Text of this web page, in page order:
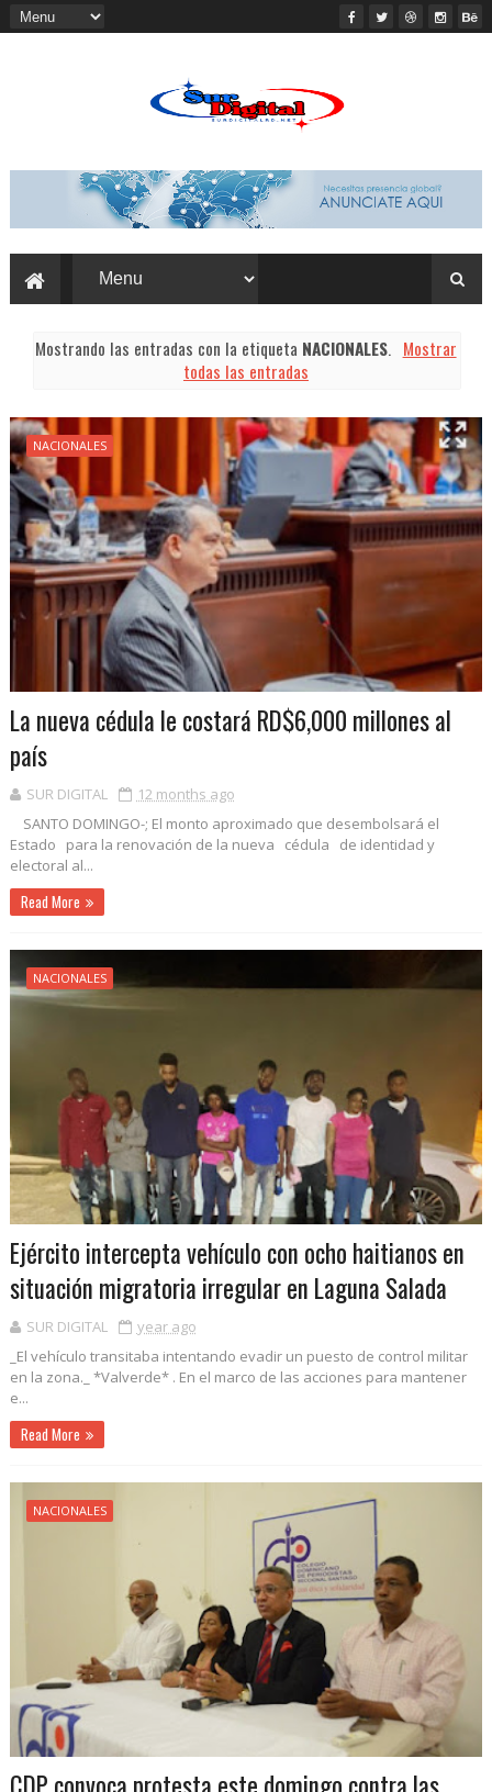
Mostrando las entradas con la etiqueta NACIONALES. Mostrar
todas las entradas
NACIONALES
La nueva cédula le costará RD$6,000 millones al
país
SUR DIGITAL
12 months ago
SANTO DOMINGO-; El monto aproximado que desembolsará el
Estado para la renovación de la nueva cédula de identidad y
electoral al...
Read More
NACIONALES
Ejército intercepta vehículo con ocho haitianos en
situación migratoria irregular en Laguna Salada
SUR DIGITAL
year ago
_El vehículo transitaba intentando evadir un puesto de control militar
en la zona._ *Valverde* . En el marco de las acciones para mantener
e...
Read More
NACIONALES